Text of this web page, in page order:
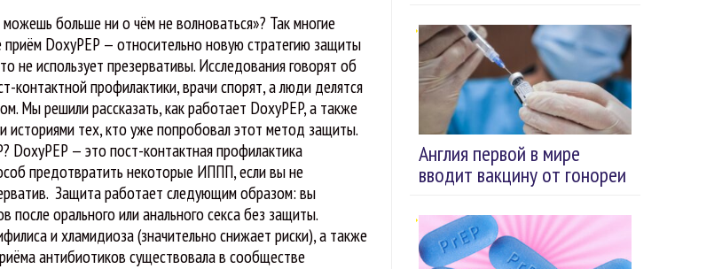
Англия первой в мире
вводит вакцину от гонореи
больше ни о чём не волноваться»? Так многие
приём DoxyPEP — относительно новую стратегию защиты
не использует презервативы. Исследования говорят об
контактной профилактики, врачи спорят, а люди делятся
Мы решили рассказать, как работает DoxyPEP, а также
историями тех, кто уже попробовал этот метод защиты.
DoxyPEP — это пост-контактная профилактика
предотвратить некоторые ИППП, если вы не
Защита работает следующим образом: вы
орального или анального секса без защиты.
и хламидиоза (значительно снижает риски), а также
антибиотиков существовала в сообществе